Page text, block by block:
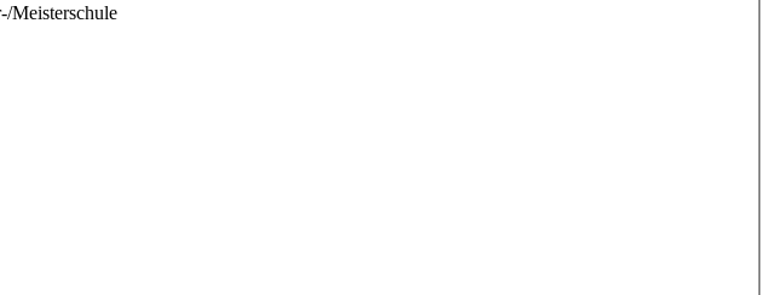
Meisterschule